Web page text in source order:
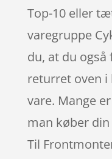
Top-10 eller
varegruppe
du, at du også
returret oven i
vare. Mange
man køber din
Til